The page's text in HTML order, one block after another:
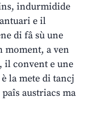
indurmidide
e il
di fâ sù une
moment, a ven
il convent e une
la mete di tancj
austriacs ma